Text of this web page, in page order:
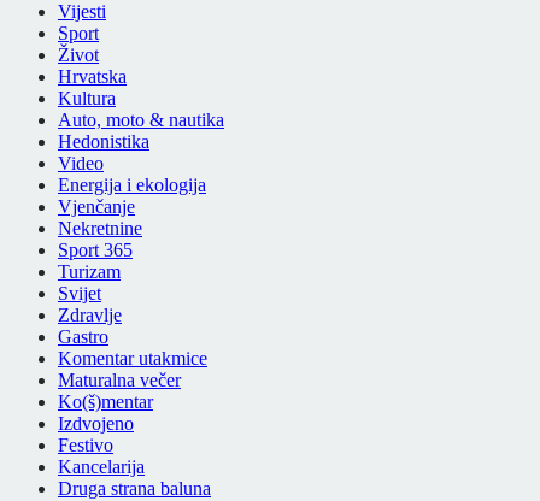
Vijesti
Sport
Život
Hrvatska
Kultura
Auto, moto & nautika
Hedonistika
Video
Energija i ekologija
Vjenčanje
Nekretnine
Sport 365
Turizam
Svijet
Zdravlje
Gastro
Komentar utakmice
Maturalna večer
Ko(š)mentar
Izdvojeno
Festivo
Kancelarija
Druga strana baluna